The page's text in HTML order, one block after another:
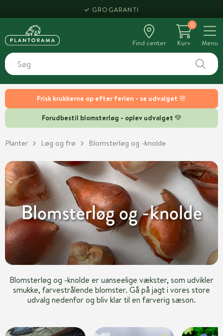
Frisk krukkerne op efter ferien - se udvalget 🌸
Forudbestil blomsterløg - oplev udvalget 💚
HENT SAMME DAG
Find center
0
Kurv
Menu
Planter Løg og frø Blomsterløg og -knolde
Blomsterløg og -knolde
Blomsterløg og -knolde er uanseelige vækster, som udvikler
smukke, farvestrålende blomster. Gå på jagt i vores store
udvalg nedenfor og bliv klar til en farverig sæson.